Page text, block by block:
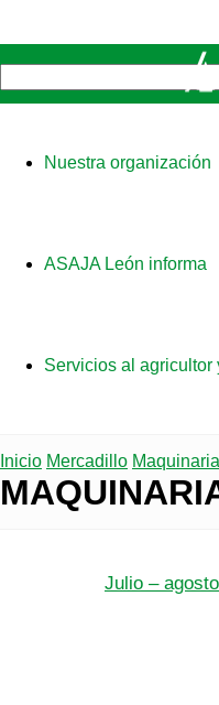
Nuestra organización
ASAJA León informa
Servicios al agricultor
Inicio Mercadillo
Julio –